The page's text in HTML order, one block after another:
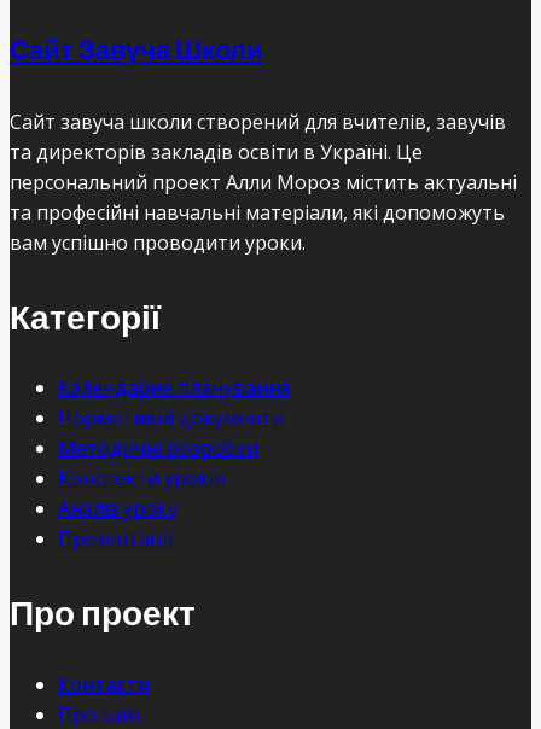
Сайт Завуча Школи
Сайт завуча школи створений для вчителів, завучів
та директорів закладів освіти в Україні. Це
персональний проект Алли Мороз містить актуальні
та професійні навчальні матеріали, які допоможуть
вам успішно проводити уроки.
Категорії
Календарне планування
Нормативні документи
Методичні розробки
Конспекти уроків
Аналіз уроку
Презентації
Про проект
Контакти
Про сайт